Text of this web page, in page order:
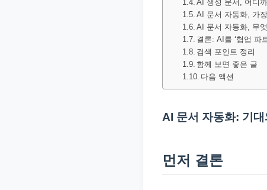
AI 생성 문서, 어디
AI 문서 자동화, 가
AI 문서 자동화, 무
결론: AI를 ‘협업 파
검색 포인트 정리
함께 보면 좋은 글
다음 액션
AI 문서 자동화: 기
먼저 결론